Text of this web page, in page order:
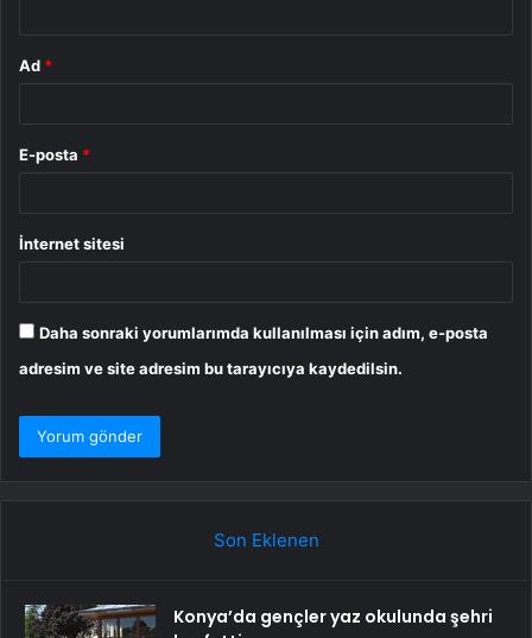
Ad *
E-posta *
İnternet sitesi
Daha sonraki yorumlarımda kullanılması için adım, e-posta
adresim ve site adresim bu tarayıcıya kaydedilsin.
Son Eklenen
Konya’da gençler yaz okulunda şehri